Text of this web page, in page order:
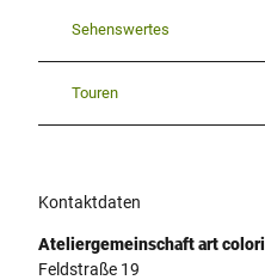
Sehenswertes
Touren
Kontaktdaten
Ateliergemeinschaft art colori
Feldstraße 19